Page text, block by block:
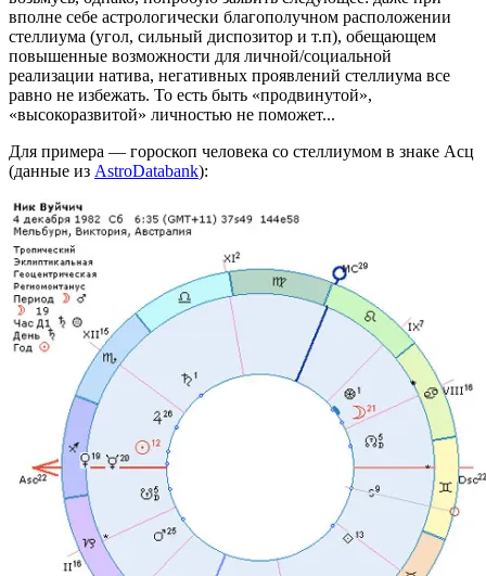
вполне себе астрологически благополучном расположении
стеллиума (угол, сильный диспозитор и т.п), обещающем
повышенные возможности для личной/социальной
реализации натива, негативных проявлений стеллиума все
равно не избежать. То есть быть «продвинутой»,
«высокоразвитой» личностью не поможет...
Для примера — гороскоп человека со стеллиумом в знаке Асц
(данные из AstroDatabank):